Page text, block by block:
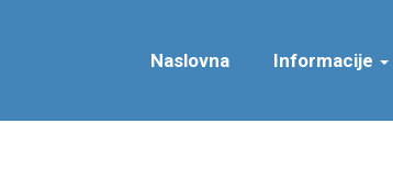
Naslovna Informacije